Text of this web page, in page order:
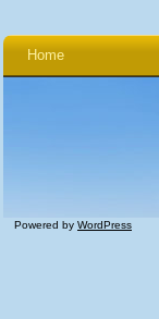
Home
Powered by WordPress